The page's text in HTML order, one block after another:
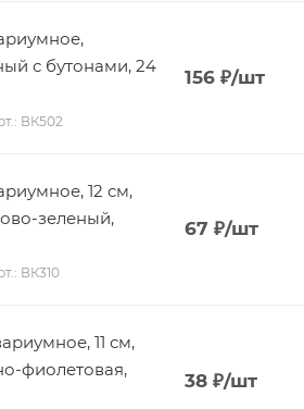
с бутонами, 24
ВК502
156₽/шт
12 см,
зеленый,
ВК310
67 ₽/шт
11 см,
фиолетовая,
38₽/шт